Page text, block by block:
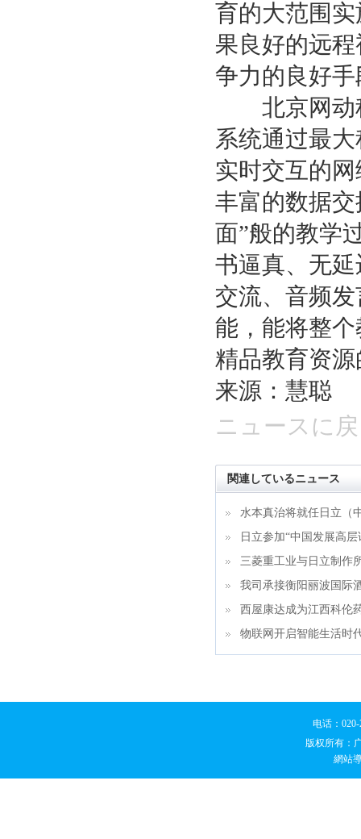
育的大范围
果良好的远
争力的良好手
北京网动科
系统通过最
实时交互的
丰富的数据
面”般的教学
书逼真、无
交流、音频
能，能将整
精品教育资
来源：慧聪
ニュースに
関連しているニュース
水本真治将就任日立（
日立参加“中国发展高层
三菱重工业与日立制作
我司承接衡阳丽波国际
西屋康达成为江西科伦
物联网开启智能生活时
电话：
版权所有：
網站